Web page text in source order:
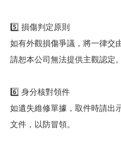
5️⃣ 損傷判定原則
如有外觀損傷爭議，將一律交
請恕本公司無法提供主觀認定。
6️⃣ 身分核對領件
如遺失維修單據，取件時請出
文件，以防冒領。